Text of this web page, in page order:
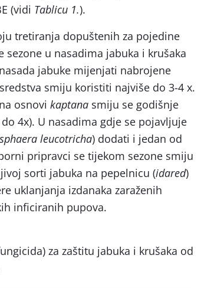
(vidi Tablicu 1.).
tretiranja dopuštenih za pojedine
u nasadima jabuka i krušaka
jabuke mijenjati nabrojene
smiju koristiti najviše do 3-4 x.
osnovi kaptana smiju se godišnje
do 4x). U nasadima gdje se pojavljuje
leucotricha) dodati i jedan od
pripravci se tijekom sezone smiju
sorti jabuka na pepelnicu (idared)
uklanjanja izdanaka zaraženih
inficiranih pupova.
za zaštitu jabuka i krušaka od